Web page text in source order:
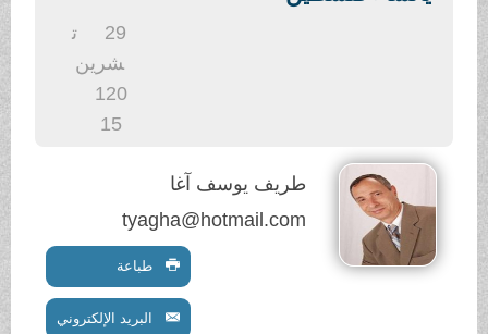
شرين
120
طريف يوسف آغا
tyagha@hotmail.com
طباعة
البريد الإلكتروني